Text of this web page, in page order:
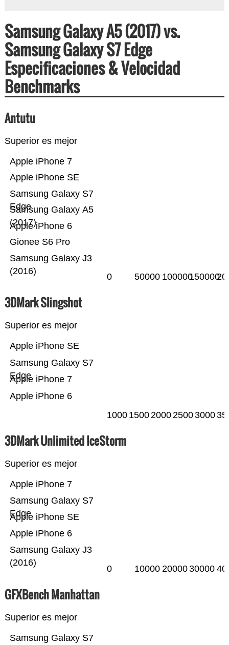
Samsung Galaxy A5 (2017) vs.
Samsung Galaxy S7 Edge
Especificaciones & Velocidad
Benchmarks
Antutu
Superior es mejor
Samsung Galaxy J3
(2016)
Gionee S6 Pro
Apple iPhone 6
Samsung Galaxy A5
(2017)
Samsung Galaxy S7
Edge
Apple iPhone SE
Apple iPhone 7
0 50000 100000150000
3DMark Slingshot
Superior es mejor
Apple iPhone 6
Apple iPhone 7
Samsung Galaxy S7
Edge
Apple iPhone SE
1000 1500200025003000
3DMark Unlimited IceStorm
Superior es mejor
Samsung Galaxy J3
(2016)
Apple iPhone 6
Apple iPhone SE
Samsung Galaxy S7
Edge
Apple iPhone 7
0 10000 2000030000
GFXBench Manhattan
Superior es mejor
Samsung Galaxy S7